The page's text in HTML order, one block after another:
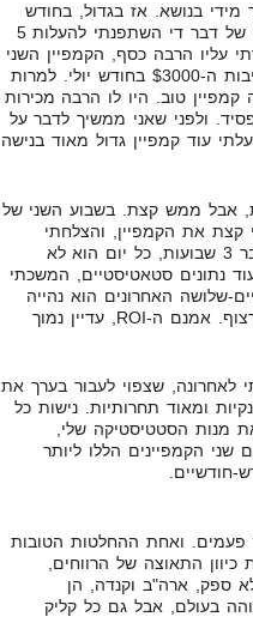
מידי בנושא. אז בגדול, בחודש
יולי, העלתי 2 קמפיינים גדולים כאלה, כי בסופו של דבר די השתפנתי להעלות 5
עליו הרבה כסף, הקמפיין השני
הראה ניצנים, אבל בכל זאת הפסדתי עליו בסביבות ה-$3000 בחודש יולי. למרות
טוב. היו לו הרבה מכירות
ולפני שאני ממשיך לדבר על
עוד קמפיין גדול מאוד בנישה
אבל ממש קצת. בשבוע השני של
קצת את הקמפיין, והצלחתי
להגיע איתו לברייק איוון. זאת אומרת שבערך כבר 3 שבועות, כל יום הוא לא
נתונים סטאטיסטיים, המשכתי
שלושה האחרונים הוא נהייה
רווחי, ועושה זאת בצורה יפה כבר מספר ימים רצוף. אמנם ה-ROI, עדיין נמוך
לאחרונה, שצפוי לעבור בערך את
ומאוד תחרותיות. נישות כל
מנות הסטטיסטיקה שלי,
שני הקמפיינים הללו ליותר
פעמים. ואחת ההחלטות הטובות
התאוצה של הרווחים,
ספק, ארה"ב וקנדה, הן
בעולם, אבל גם כל קליק